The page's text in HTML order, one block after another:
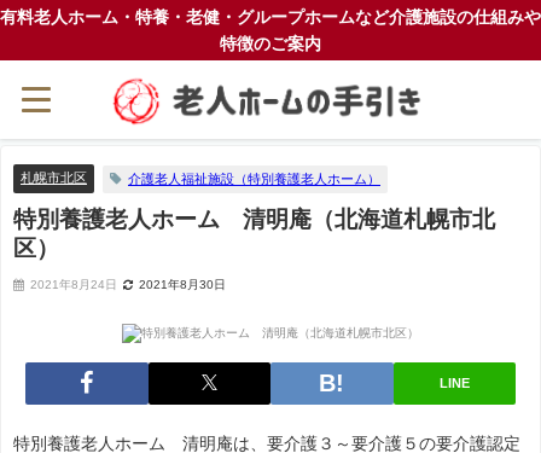
有料老人ホーム・特養・老健・グループホームなど介護施設の仕組みや
特徴のご案内
札幌市北区 介護老人福祉施設（特別養護老人ホーム）
特別養護老人ホーム 清明庵（北海道札幌市北
区）
2021年8月24日 2021年8月30日
LINE
特別養護老人ホーム 清明庵は、要介護３～要介護５の要介護認定